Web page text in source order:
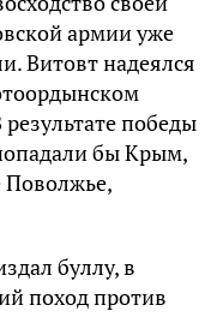
армии уже
Витовт надеялся
результате победы
бы Крым,
Поволжье,
буллу, в
поход против